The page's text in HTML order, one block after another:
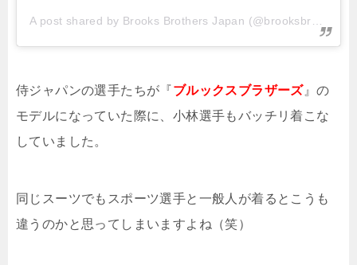
侍ジャパンの選手たちが『ブルックスブラザーズ』の
モデルになっていた際に、小林選手もバッチリ着こな
していました。
同じスーツでもスポーツ選手と一般人が着るとこうも
違うのかと思ってしまいますよね（笑）